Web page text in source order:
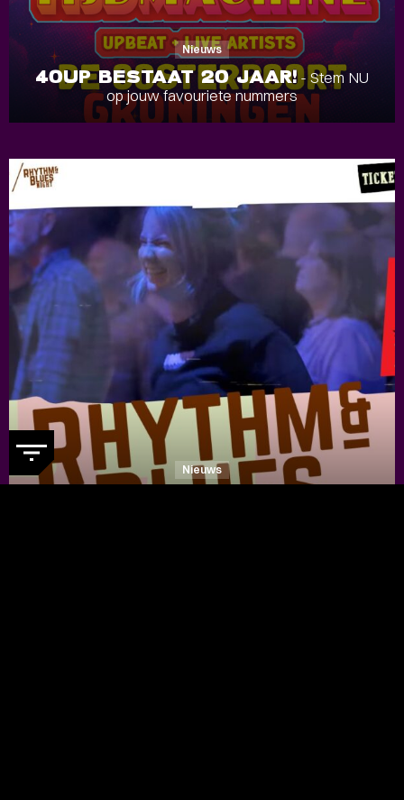
Nieuws
40UP BESTAAT 20 JAAR!- Stem NU
op jouw favouriete nummers
Nieuws